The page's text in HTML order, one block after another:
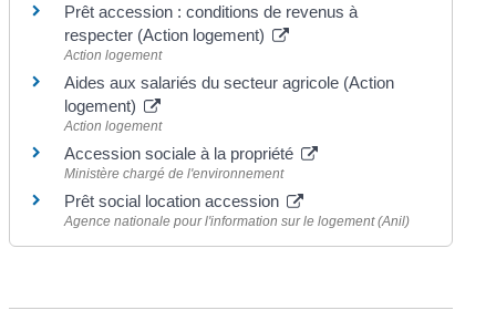
Prêt accession : conditions de revenus à
respecter (Action logement)
Action logement
Aides aux salariés du secteur agricole (Action
logement)
Action logement
Accession sociale à la propriété
Ministère chargé de l'environnement
Prêt social location accession
Agence nationale pour l'information sur le logement (Anil)